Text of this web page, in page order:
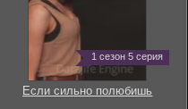
1 сезон 5 серия
Если сильно полюбишь